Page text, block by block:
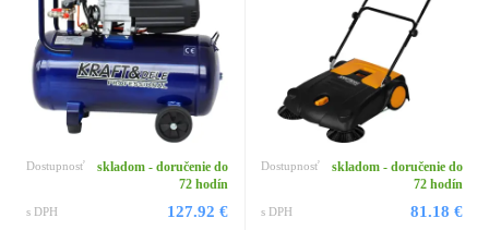
Dostupnosť
skladom - doručenie do
72 hodín
s DPH 127.92 €
Dostupnosť
skladom - doručenie do
72 hodín
s DPH 81.18 €